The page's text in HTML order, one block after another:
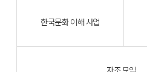
한국문화 이해 사업